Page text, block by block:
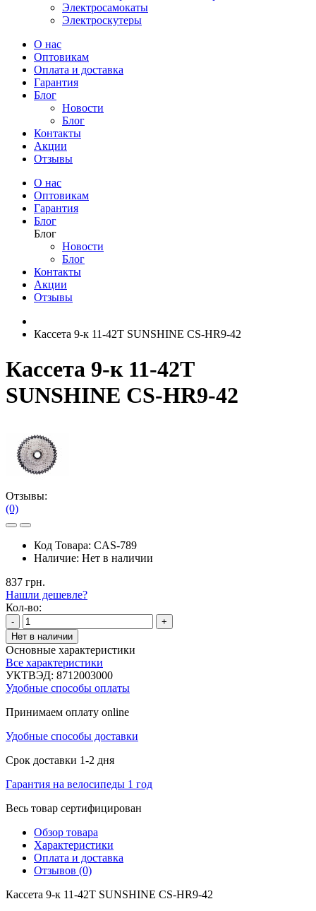
Электросамокаты
Электроскутеры
О нас
Оптовикам
Оплата и доставка
Гарантия
Блог
Новости
Блог
Контакты
Акции
Отзывы
О нас
Оптовикам
Гарантия
Блог
Блог
Новости
Блог
Контакты
Акции
Отзывы
Кассета 9-к 11-42T SUNSHINE CS-HR9-42
Кассета 9-к 11-42T
SUNSHINE CS-HR9-42
Отзывы:
(0)
Код Товара: CAS-789
Наличие: Нет в наличии
837 грн.
Нашли дешевле?
Кол-во:
-
+
Нет в наличии
Основные характеристики
Все характеристики
УКТВЭД: 8712003000
Удобные способы оплаты
Принимаем оплату online
Удобные способы доставки
Срок доставки 1-2 дня
Гарантия на велосипеды 1 год
Весь товар сертифицирован
Обзор товара
Характеристики
Оплата и доставка
Отзывов (0)
Кассета 9-к 11-42T SUNSHINE CS-HR9-42